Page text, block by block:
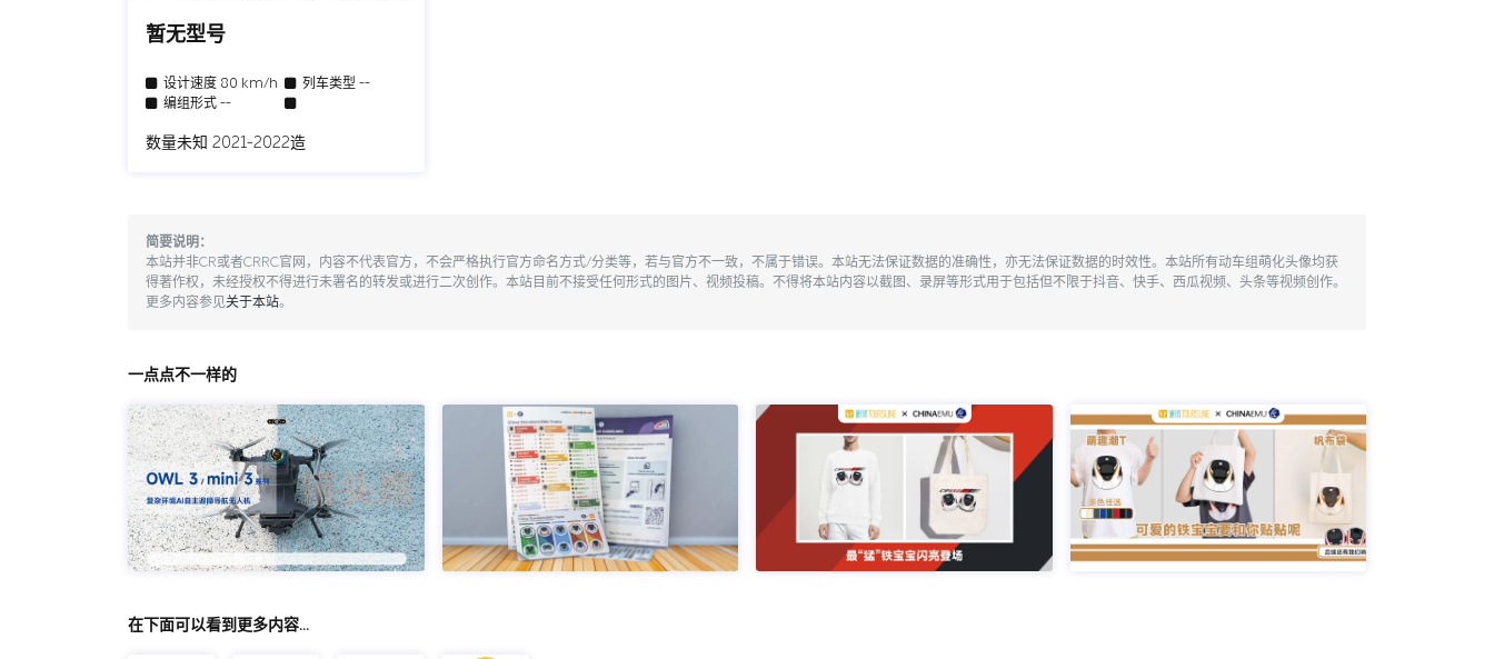
暂无型号
设计速度 80 km/h 列车类型 --
编组形式 --
数量未知 2021-2022造
简要说明：
本站并非CR或者CRRC官网，内容不代表官方，不会严格执行官方命名方式/分类等，若与官方不一致，不属于错误。本站无法保证数据的准确性，亦无法保证数据的时效性。本站所有动车组萌化头像均获
得著作权，未经授权不得进行未署名的转发或进行二次创作。本站目前不接受任何形式的图片、视频投稿。不得将本站内容以截图、录屏等形式用于包括但不限于抖音、快手、西瓜视频、头条等视频创作。
更多内容参见关于本站。
一点点不一样的
在下面可以看到更多内容…